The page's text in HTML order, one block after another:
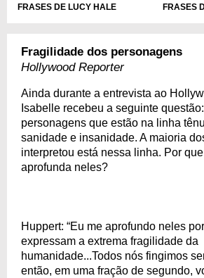
FRASES DE LUCY HALE FRASES
Fragilidade dos personagens
Hollywood Reporter
Ainda durante a entrevista ao
Isabelle recebeu a seguinte
personagens que estão na linha
sanidade e insanidade. A maioria
interpretou está nessa linha. Por
aprofunda neles?
Huppert: “Eu me aprofundo neles
expressam a extrema fragilidade da
humanidade...Todos nós fingimos
então, em uma fração de segundo,